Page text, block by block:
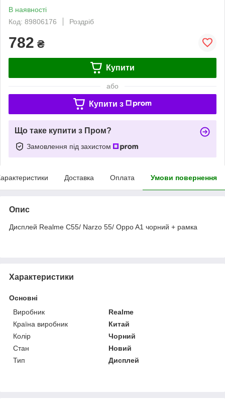
В наявності
Код: 89806176
Роздріб
782 ₴
Купити
або
Купити з
Що таке купити з Пром?
Замовлення під захистом
Доставка Оплата Умови повернення
Опис
Дисплей Realme C55/ Narzo 55/ Oppo A1 чорний + рамка
Характеристики
Основні
Виробник
Realme
Країна виробник
Китай
Колір
Чорний
Стан
Новий
Тип
Дисплей